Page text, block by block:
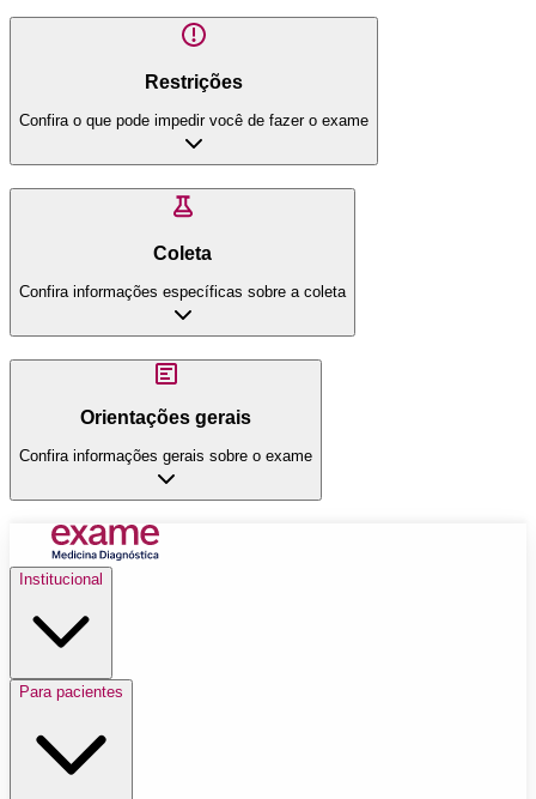
Restrições
Confira o que pode impedir você de fazer o exame
Coleta
Confira informações específicas sobre a coleta
Orientações gerais
Confira informações gerais sobre o exame
Institucional
Para pacientes